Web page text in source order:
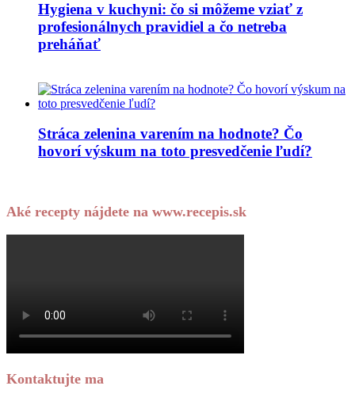
Hygiena v kuchyni: čo si môžeme vziať z
profesionálnych pravidiel a čo netreba
preháňať
Stráca zelenina varením na hodnote? Čo
hovorí výskum na toto presvedčenie ľudí?
Aké recepty nájdete na www.recepis.sk
Kontaktujte ma